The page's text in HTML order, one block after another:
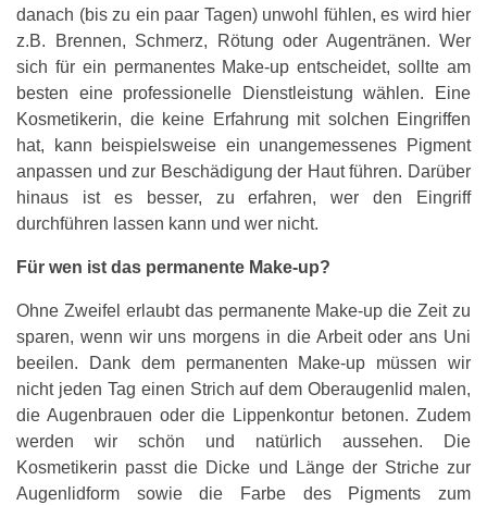
danach (bis zu ein paar Tagen) unwohl fühlen, es wird hier
z.B. Brennen, Schmerz, Rötung oder Augentränen. Wer
sich für ein permanentes Make-up entscheidet, sollte am
besten eine professionelle Dienstleistung wählen. Eine
Kosmetikerin, die keine Erfahrung mit solchen Eingriffen
hat, kann beispielsweise ein unangemessenes Pigment
anpassen und zur Beschädigung der Haut führen. Darüber
hinaus ist es besser, zu erfahren, wer den Eingriff
durchführen lassen kann und wer nicht.
Für wen ist das permanente Make-up?
Ohne Zweifel erlaubt das permanente Make-up die Zeit zu
sparen, wenn wir uns morgens in die Arbeit oder ans Uni
beeilen. Dank dem permanenten Make-up müssen wir
nicht jeden Tag einen Strich auf dem Oberaugenlid malen,
die Augenbrauen oder die Lippenkontur betonen. Zudem
werden wir schön und natürlich aussehen. Die
Kosmetikerin passt die Dicke und Länge der Striche zur
Augenlidform sowie die Farbe des Pigments zum